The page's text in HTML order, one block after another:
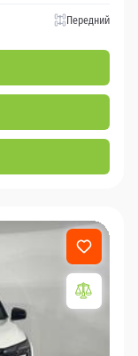
Передний